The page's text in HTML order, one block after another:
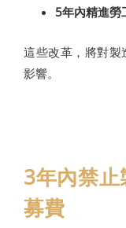
5年內精進勞
這些改革，將對製
影響。
3年內禁
募費